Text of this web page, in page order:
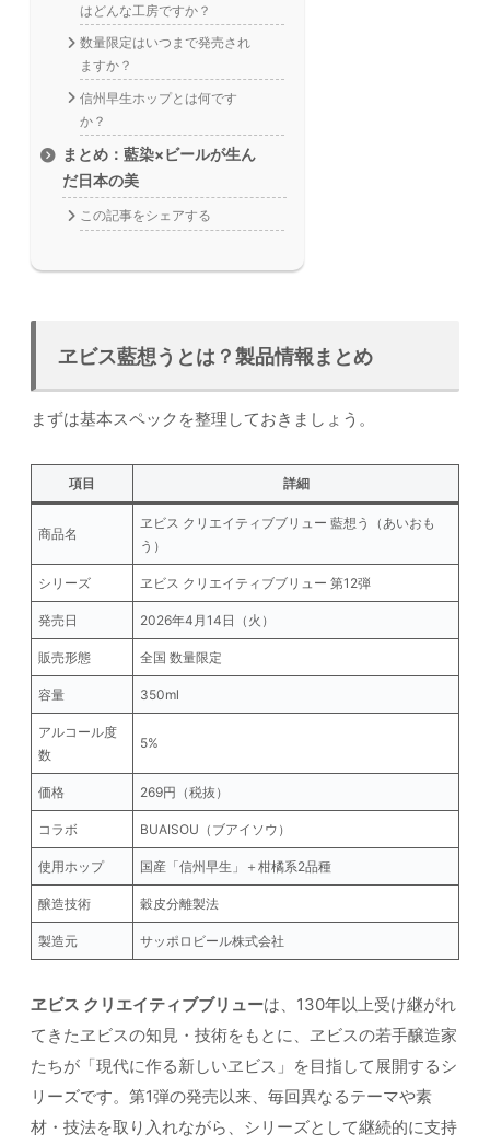
はどんな工房ですか？
数量限定はいつまで発売され
ますか？
信州早生ホップとは何です
か？
まとめ：藍染×ビールが生ん
だ日本の美
この記事をシェアする
ヱビス藍想うとは？製品情報まとめ
まずは基本スペックを整理しておきましょう。
項目 詳細
商品名
ヱビス クリエイティブブリュー 藍想う（あいおも
う）
シリーズ ヱビス クリエイティブブリュー 第12弾
発売日 2026年4月14日（火）
販売形態 全国 数量限定
容量 350ml
アルコール度
数
5%
価格 269円（税抜）
コラボ BUAISOU（ブアイソウ）
使用ホップ 国産「信州早生」＋柑橘系2品種
醸造技術 穀皮分離製法
製造元 サッポロビール株式会社
ヱビス クリエイティブブリューは、130年以上受け継がれ
てきたヱビスの知見・技術をもとに、ヱビスの若手醸造家
たちが「現代に作る新しいヱビス」を目指して展開するシ
リーズです。第1弾の発売以来、毎回異なるテーマや素
材・技法を取り入れながら、シリーズとして継続的に支持